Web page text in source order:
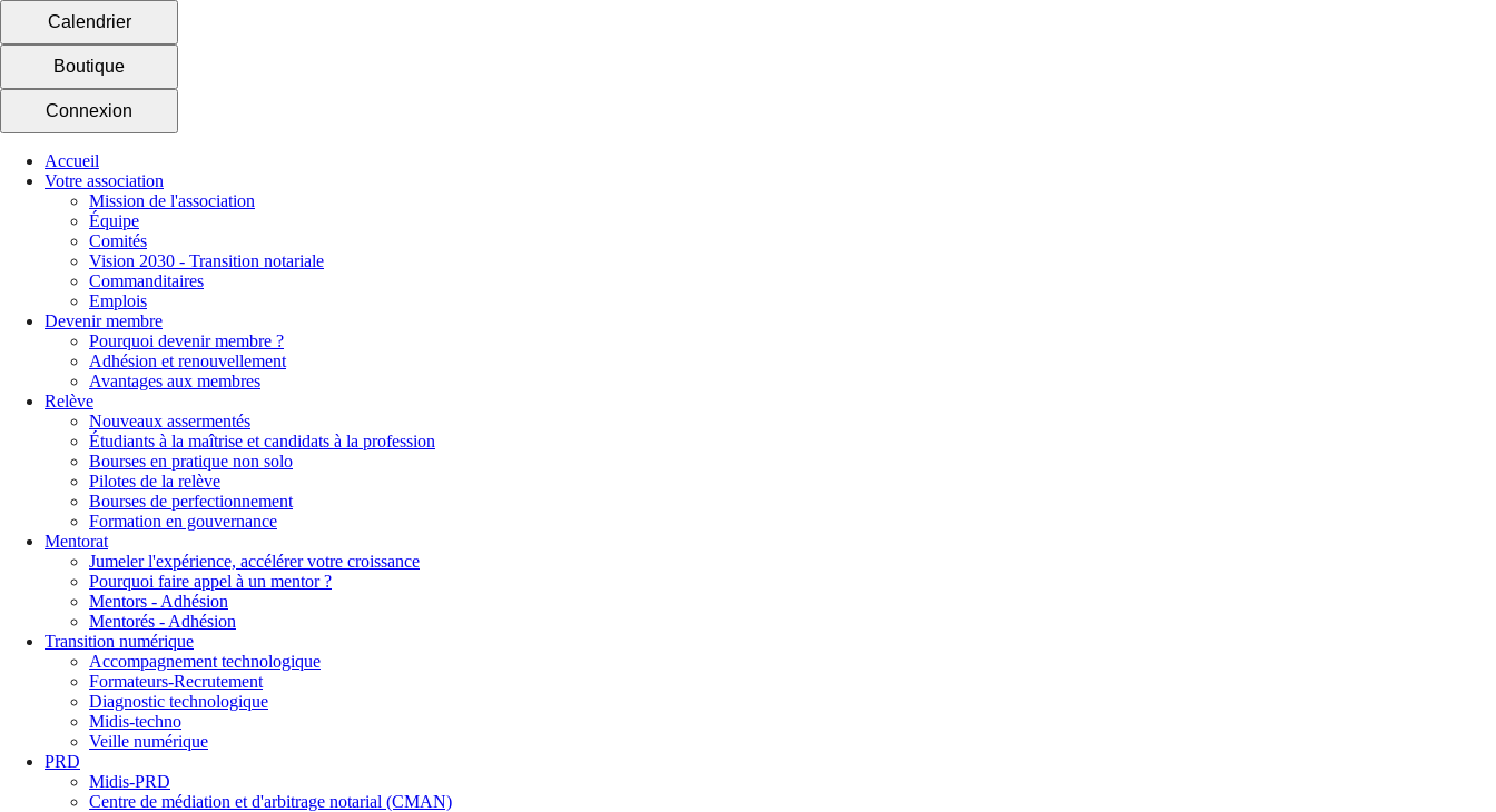
Calendrier
Boutique
Connexion
Accueil
Votre association
Mission de l'association
Équipe
Comités
Vision 2030 - Transition notariale
Commanditaires
Emplois
Devenir membre
Pourquoi devenir membre ?
Adhésion et renouvellement
Avantages aux membres
Relève
Nouveaux assermentés
Étudiants à la maîtrise et candidats à la profession
Bourses en pratique non solo
Pilotes de la relève
Bourses de perfectionnement
Formation en gouvernance
Mentorat
Jumeler l'expérience, accélérer votre croissance
Pourquoi faire appel à un mentor ?
Mentors - Adhésion
Mentorés - Adhésion
Transition numérique
Accompagnement technologique
Formateurs-Recrutement
Diagnostic technologique
Midis-techno
Veille numérique
PRD
Midis-PRD
Centre de médiation et d'arbitrage notarial (CMAN)